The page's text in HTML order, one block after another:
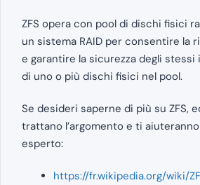
ZFS opera con pool di dischi fisici
un sistema RAID per consentire la
e garantire la sicurezza degli
di uno o più dischi fisici nel pool.
Se desideri saperne di più su ZFS,
trattano l’argomento e ti
esperto:
https://fr.wikipedia.org/wiki/